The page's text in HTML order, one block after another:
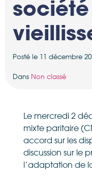
Posté le 11 décembre
Dans Non classé
Le mercredi 2
mixte paritaire
accord sur les
discussion sur le
l’adaptation de